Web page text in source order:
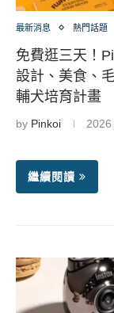
最新消息 熱門話題
免費逛三天！
設計、美食、
輔犬培育計畫
by Pinkoi 2026
繼續閱讀